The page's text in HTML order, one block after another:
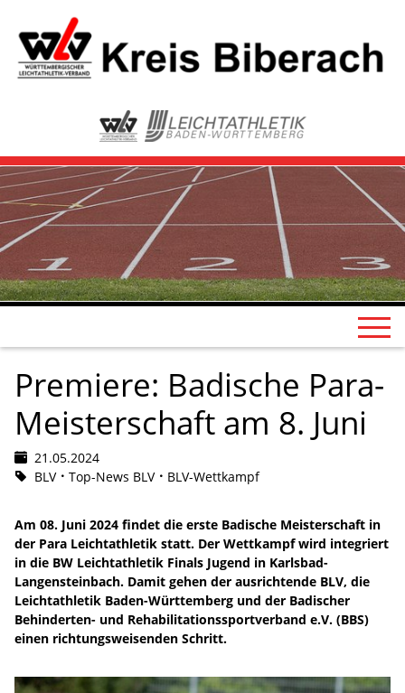
Premiere: Badische Para-
Meisterschaft am 8. Juni
21.05.2024
BLV
Top-News BLV BLV-Wettkampf
Am 08. Juni 2024 findet die erste Badische Meisterschaft in
der Para Leichtathletik statt. Der Wettkampf wird integriert
in die BW Leichtathletik Finals Jugend in Karlsbad-
Langensteinbach. Damit gehen der ausrichtende BLV, die
Leichtathletik Baden-Württemberg und der Badischer
Behinderten- und Rehabilitationssportverband e.V. (BBS)
einen richtungsweisenden Schritt.